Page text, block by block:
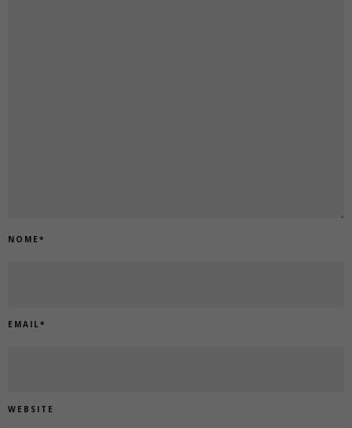
NOME *
EMAIL *
WEBSITE